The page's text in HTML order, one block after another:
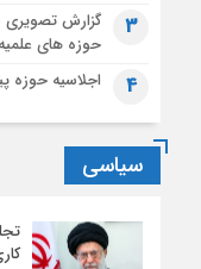
3
گزارش تصویری
حوزه های
4 اجلاسیه حوزه
سیاسی